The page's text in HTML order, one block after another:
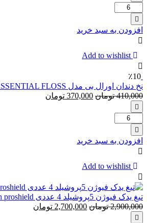
تعداد:
تیغ
سنتی
ناست
5
عددیNACET
ژیلت
Gillette
افزودن به سبد خرید
Add to wishlist
٪10
نخ دندان اورال بی مدل Oral_B ESSENTIAL FLOSS
410,000 تومان 370,000 تومان
تعداد:
نخ
دندان
اورال
بی
مدل
Oral_B
ESSENTIAL
FLOSS
افزودن به سبد خرید
Add to wishlist
تیغ یدک فیوژن 5پروشیلد 4 عددی Gillette Fusion proshield
2,900,000 تومان 2,700,000 تومان